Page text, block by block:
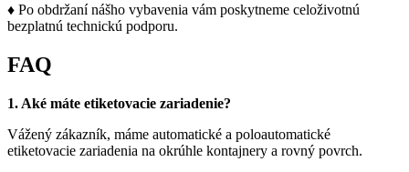
♦ Po obdržaní nášho vybavenia vám poskytneme celoživotnú
bezplatnú technickú podporu.
FAQ
1. Aké máte etiketovacie zariadenie?
Vážený zákazník, máme automatické a poloautomatické
etiketovacie zariadenia na okrúhle kontajnery a rovný povrch.